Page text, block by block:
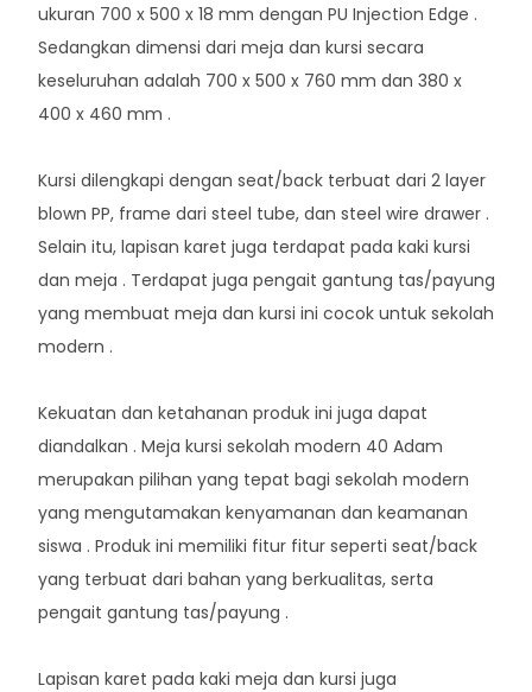
ukuran 700 x 500 x 18 mm dengan PU Injection Edge .
Sedangkan dimensi dari meja dan kursi secara
keseluruhan adalah 700 x 500 x 760 mm dan 380 x
400 x 460 mm .
Kursi dilengkapi dengan seat/back terbuat dari 2 layer
blown PP, frame dari steel tube, dan steel wire drawer .
Selain itu, lapisan karet juga terdapat pada kaki kursi
dan meja . Terdapat juga pengait gantung tas/payung
yang membuat meja dan kursi ini cocok untuk sekolah
modern .
Kekuatan dan ketahanan produk ini juga dapat
diandalkan . Meja kursi sekolah modern 40 Adam
merupakan pilihan yang tepat bagi sekolah modern
yang mengutamakan kenyamanan dan keamanan
siswa . Produk ini memiliki fitur fitur seperti seat/back
yang terbuat dari bahan yang berkualitas, serta
pengait gantung tas/payung .
Lapisan karet pada kaki meja dan kursi juga